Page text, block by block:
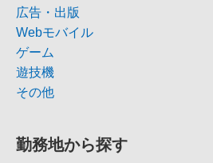
広告・出版
Webモバイル
ゲーム
遊技機
その他
勤務地から探す